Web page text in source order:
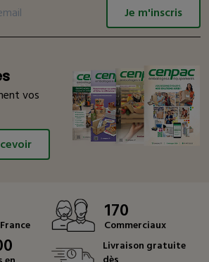
Je m'inscris
vos
170
Commerciaux
Livraison gratuite